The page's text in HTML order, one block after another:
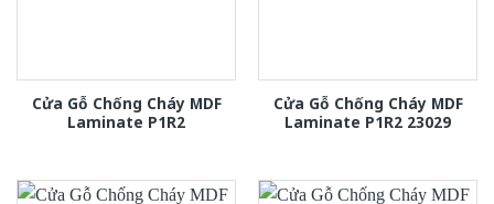
Cửa Gỗ Chống Cháy MDF
Laminate P1R2
Cửa Gỗ Chống Cháy MDF
Laminate P1R2 23029